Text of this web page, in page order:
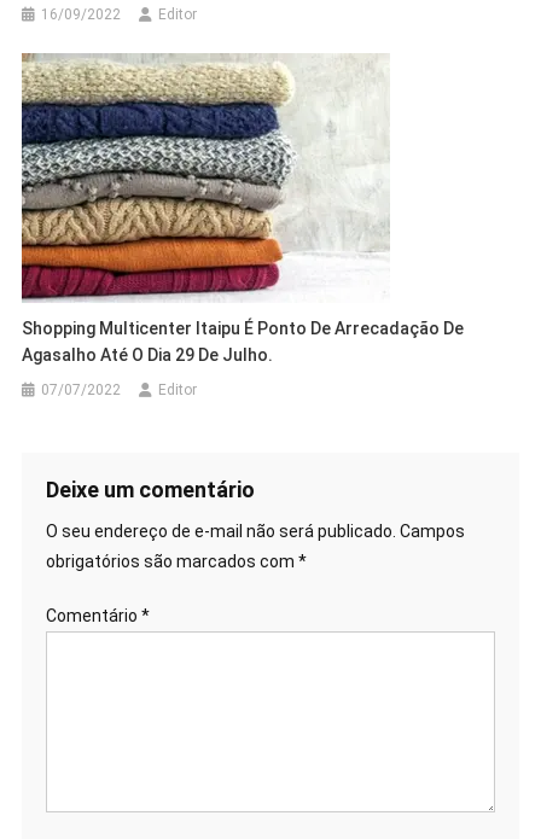
16/09/2022 Editor
Shopping Multicenter Itaipu É Ponto De Arrecadação De
Agasalho Até O Dia 29 De Julho.
07/07/2022 Editor
Deixe um comentário
O seu endereço de e-mail não será publicado. Campos
obrigatórios são marcados com *
Comentário *